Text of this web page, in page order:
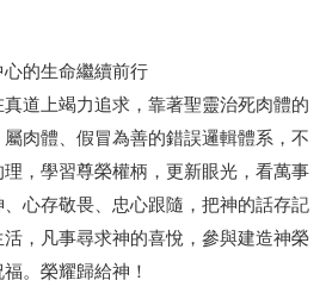
的生命繼續前行
道上竭力追求，靠著聖靈治死肉體的
肉體、假冒為善的錯誤邏輯體系，不
，學習尊榮權柄，更新眼光，看萬事
心存敬畏、忠心跟隨，把神的話存記
，凡事尋求神的喜悅，參與建造神榮
。榮耀歸給神！